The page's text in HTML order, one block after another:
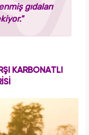
gıdaları
KARBONATLI